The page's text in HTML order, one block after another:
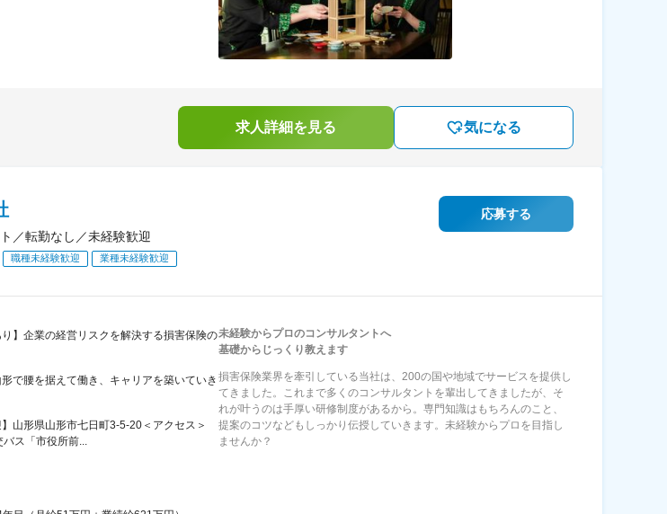
求人詳細を見る 気になる
／転勤なし／未経験歓迎
職種未経験歓迎 業種未経験歓迎
応募する
り】企業の経営リスクを解決する損害保険の
で腰を据えて働き、キャリアを築いていき
山形県山形市七日町3-5-20＜アクセス＞
バス「市役所前...
未経験からプロのコンサルタントへ
基礎からじっくり教えます
損害保険業界を牽引している当社は、200の国や地域でサービスを提供し
てきました。これまで多くのコンサルタントを輩出してきましたが、そ
れが叶うのは手厚い研修制度があるから。専門知識はもちろんのこと、
提案のコツなどもしっかり伝授していきます。未経験からプロを目指し
ませんか？